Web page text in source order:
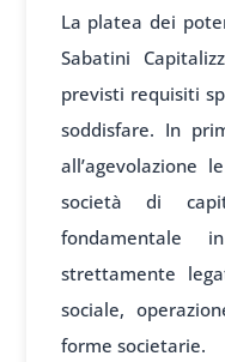
La platea dei
Sabatini
previsti requisiti
soddisfare. In
all’agevolazione
società di
strettamente
sociale,
forme societarie.